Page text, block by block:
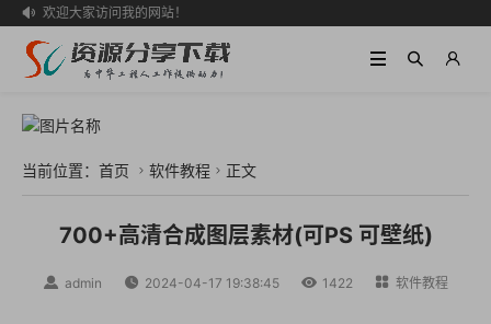
 欢迎大家访问我的网站！
当前位置： 首页  软件教程  正文
700+高清合成图层素材(可PS 可壁纸)
 admin  2024-04-17 19:38:45  1422  软件教程